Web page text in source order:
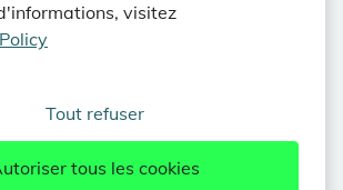
des fermes solaires à
nous lançons et
fermes solaires, nous
finances, et nous construisons,
visitez
tous les cookies
Tout refuser